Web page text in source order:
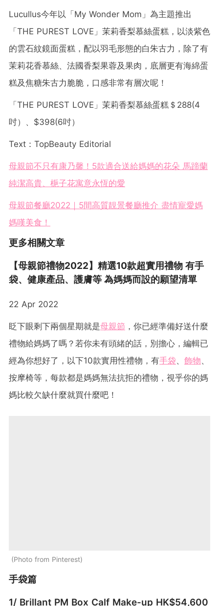
Lucullus今年以「My Wonder Mom」為主題推出
「THE PUREST LOVE」茉莉香梨慕絲蛋糕，以淡紫色
的雲石紋鏡面蛋糕，配以羽毛形態的白朱古力，除了有
茉莉花香慕絲、法國香梨果蓉及果肉，底層更有海綿蛋
糕及焦糖朱古力脆脆，口感非常有層次呢！
「THE PUREST LOVE」茉莉香梨慕絲蛋糕＄288(4
吋）、$398(6吋）
Text：TopBeauty Editorial
母親節不只有康乃馨！5款適合送給媽媽的花朵 馬蹄蘭
純潔高貴、梔子花寓意永恆的愛
母親節餐廳2022｜5間高質靚景餐廳推介 盡情寵愛媽
媽嘆美食！
更多相關文章
【母親節禮物2022】精選10款超實用禮物 有手
袋、健康產品、護膚等 為媽媽而設的願望清單
22 Apr 2022
眨下眼剩下兩個星期就是母親節 ，你已經準備好送什麼
禮物給媽媽了嗎？若你未有頭緒的話，別擔心，編輯已
經為你想好了，以下10款實用性禮物，有手袋、 飾物、
按摩椅等，每款都是媽媽無法抗拒的禮物，視乎你的媽
媽比較欠缺什麼就買什麼吧！
Photo from Pinterest
手袋篇
1/ Brillant PM Box Calf Make-up HK$54,600